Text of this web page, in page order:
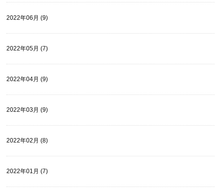
2022年06月 (9)
2022年05月 (7)
2022年04月 (9)
2022年03月 (9)
2022年02月 (8)
2022年01月 (7)